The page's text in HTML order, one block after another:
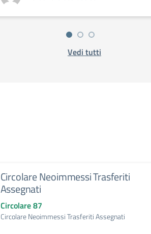
Vedi tutti
Circolare Neoimmessi Trasferiti
Assegnati
Circolare 87
Circolare Neoimmessi Trasferiti Assegnati